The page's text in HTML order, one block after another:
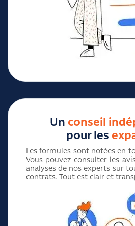
Un conseil
pour les
Les formules sont notées en
Vous pouvez consulter les
analyses de nos experts sur
contrats. Tout est clair et